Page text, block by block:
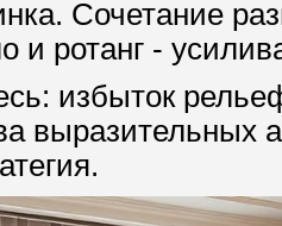
Сочетание
и ротанг -
избыток
выразительных